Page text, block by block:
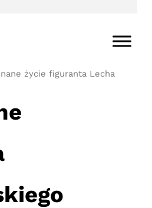
życie figuranta Lecha